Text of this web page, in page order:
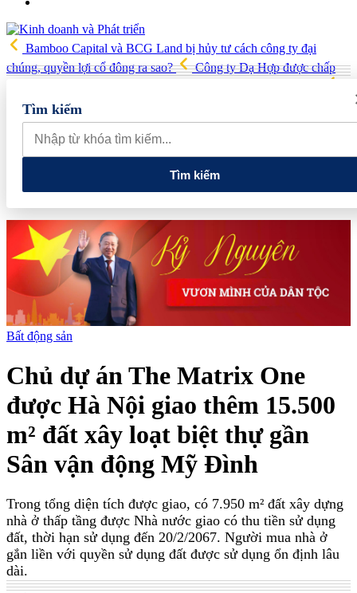
Bamboo Capital và BCG Land bị hủy tư cách công ty đại
chúng, quyền lợi cổ đông ra sao?
Công ty Dạ Hợp được chấp
Gia đình Chủ tịch DIC Corp tiếp tục bị bán giải chấp hơn 8 triệu cổ
phiếu, doanh nghiệp mới hoàn thành khoảng 1/4 kế hoạch năm
Giá vàng sáng nay (7/8): Vàng SJC quay đầu giảm sâu
các cơ chế, chính sách đặc thù để thúc đẩy phát triển khu kinh tế đặc
Tìm kiếm
Tìm kiếm
Bất động sản
Chủ dự án The Matrix One
được Hà Nội giao thêm 15.500
m² đất xây loạt biệt thự gần
Sân vận động Mỹ Đình
Trong tổng diện tích được giao, có 7.950 m² đất xây dựng
nhà ở thấp tầng được Nhà nước giao có thu tiền sử dụng
đất, thời hạn sử dụng đến 20/2/2067. Người mua nhà ở
gắn liền với quyền sử dụng đất được sử dụng ổn định lâu
dài.